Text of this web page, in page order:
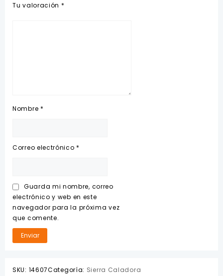
Tu valoración *
Nombre *
Correo electrónico *
Guarda mi nombre, correo
electrónico y web en este
navegador para la próxima vez
que comente.
SKU: 14607Categoría: Sierra Caladora